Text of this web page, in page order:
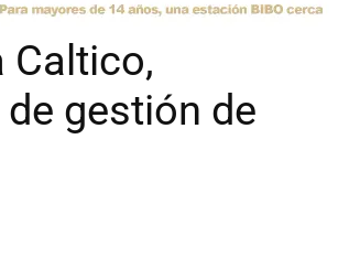
Caltico,
gestión de